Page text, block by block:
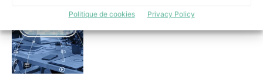
Politique de cookies Privacy Policy
13 mai 2026